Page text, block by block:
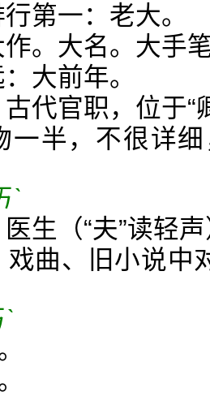
第一：老大。
。大名。大手
大前年。
代官职，位于“
半，不很详
ˋ
生（“夫”读轻
曲、旧小说中